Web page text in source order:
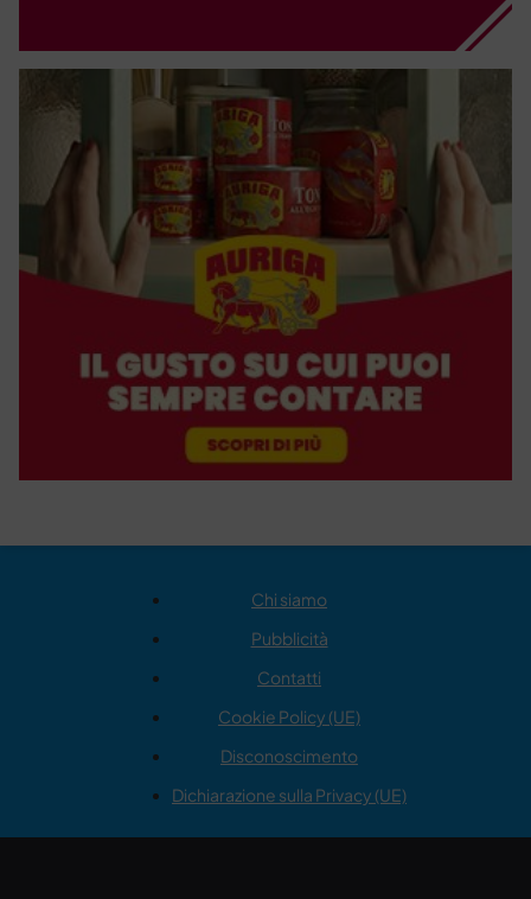
Chi siamo
Pubblicità
Contatti
Cookie Policy (UE)
Disconoscimento
Dichiarazione sulla Privacy (UE)